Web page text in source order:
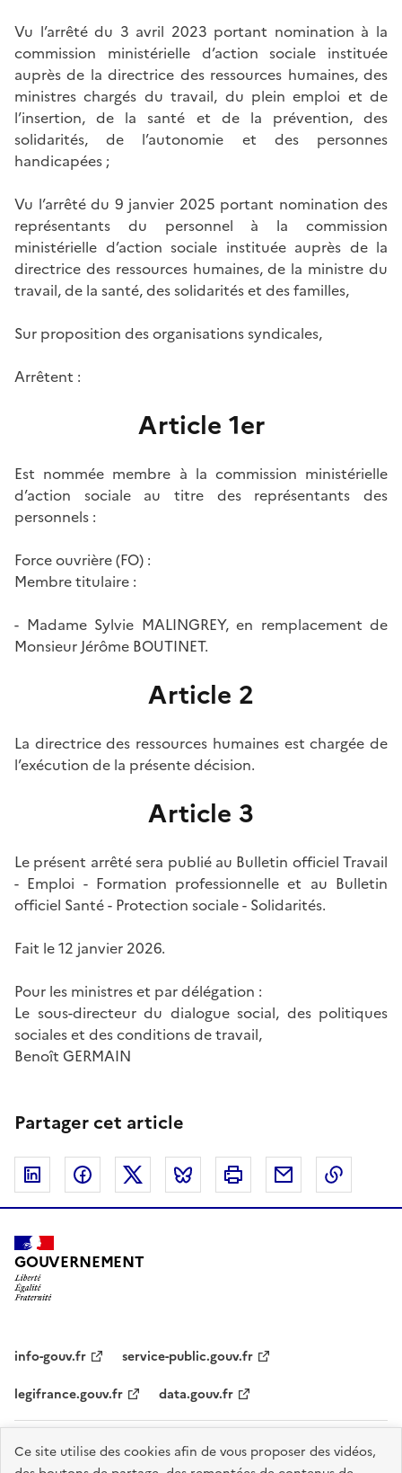
Ce site utilise des cookies afin de vous proposer des vidéos,
Vu l’arrêté du 3 avril 2023 portant nomination à la
commission ministérielle d’action sociale instituée
auprès de la directrice des ressources humaines, des
ministres chargés du travail, du plein emploi et de
l’insertion, de la santé et de la prévention, des
solidarités, de l’autonomie et des personnes
handicapées ;
Vu l’arrêté du 9 janvier 2025 portant nomination des
représentants du personnel à la commission
ministérielle d’action sociale instituée auprès de la
directrice des ressources humaines, de la ministre du
travail, de la santé, des solidarités et des familles,
Sur proposition des organisations syndicales,
Arrêtent :
Article 1er
Est nommée membre à la commission ministérielle
d’action sociale au titre des représentants des
personnels :
Force ouvrière (FO) :
Membre titulaire :
- Madame Sylvie MALINGREY, en remplacement de
Monsieur Jérôme BOUTINET.
Article 2
La directrice des ressources humaines est chargée de
l’exécution de la présente décision.
Article 3
Le présent arrêté sera publié au Bulletin officiel Travail
- Emploi - Formation professionnelle et au Bulletin
officiel Santé - Protection sociale - Solidarités.
Fait le 12 janvier 2026.
Pour les ministres et par délégation :
Le sous-directeur du dialogue social, des politiques
sociales et des conditions de travail,
Benoît GERMAIN
Partager cet article
Linkedin FacebookTwitter Bluesky Imprimer Courriel
GOUVERNEMENT
info-gouv.fr
service-public.gouv.fr
legifrance.gouv.fr
data.gouv.fr
Plan du site Accessibilité : partiellement conforme
Cookies